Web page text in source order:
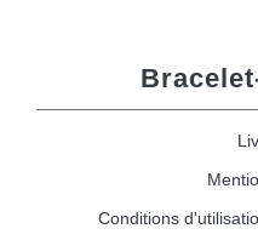
Conditions